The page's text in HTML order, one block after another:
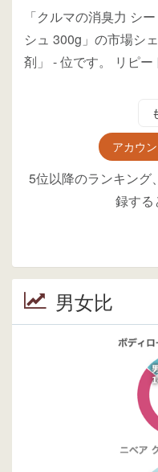
「クルマの消臭力 シ
シュ 300g」の市場シ
剤」 -位です。 リピ
アカウ
5位以降のランキング
録する
男女比